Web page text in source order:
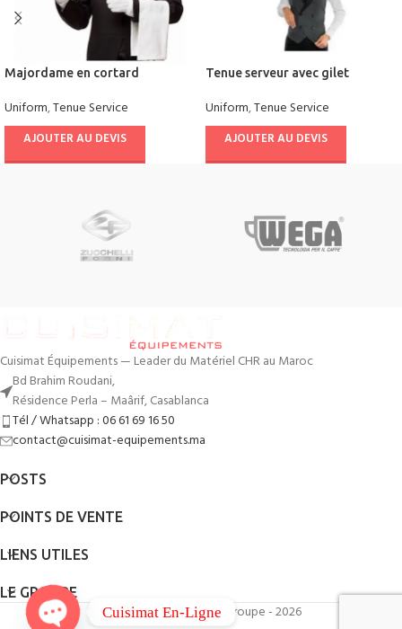
Majordame en cortard
Uniform,Tenue Service
AJOUTER AU DEVIS
Tenue serveur avec gilet
Uniform,Tenue Service
AJOUTER AU DEVIS
Cuisimat Équipements — Leader du Matériel CHR au Maroc
Bd Brahim Roudani,
Résidence Perla – Maârif, Casablanca
Tél / Whatsapp : 06 61 69 16 50
contact@cuisimat-equipements.ma
POSTS
POINTS DE VENTE
LIENS UTILES
LE GROUPE
ByQodWeb- Cuisimat Groupe - 2026
Cuisimat En-Ligne